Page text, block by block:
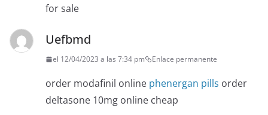
for sale
Uefbmd
el 12/04/2023 a las 7:34 pm Enlace permanente
order modafinil online phenergan pills order
deltasone 10mg online cheap